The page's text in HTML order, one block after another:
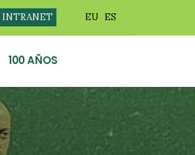
INTRANET EU ES
100 AÑOS